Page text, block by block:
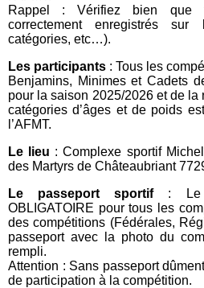
Rappel : Vérifiez bien que
correctement enregistrés
catégories, etc…).
Les participants : Tous les
Benjamins, Minimes et Cadets
pour la saison 2025/2026 et de la
catégories d’âges et de poids
l’AFMT.
Le lieu : Complexe sportif
des Martyrs de Châteaubriant
Le passeport sportif: Le
OBLIGATOIRE pour tous les
des compétitions (Fédérales,
passeport avec la photo du
rempli.
Attention : Sans passeport
de participation à la compétition.